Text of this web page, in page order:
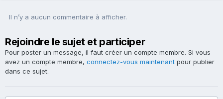
Il n’y a aucun commentaire à afficher.
Rejoindre le sujet et participer
Pour poster un message, il faut créer un compte membre. Si vous
avez un compte membre, connectez-vous maintenant pour publier
dans ce sujet.